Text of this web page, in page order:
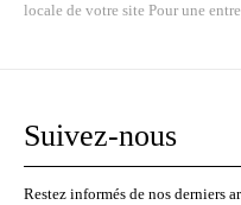
locale de votre site Pour une
Suivez-nous
Restez informés de nos derniers